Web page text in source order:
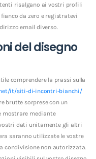
risalgano ai vostri profili
da zero e registratevi
email diverso.
del disegno
comprendere la prassi sulla
it/siti-di-incontri-bianchi/
brutte sorprese con un
mostrare mediante
dati unitamente gli altri
saranno utilizzate le vostre
condivisione non autorizzata.